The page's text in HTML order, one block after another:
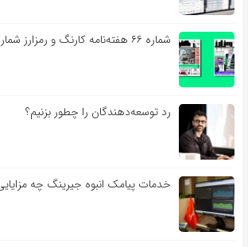
شماره ۶۶ هفته‌نامه کارنگ و رمزارز شماره ۳۶ منتشر شد
رد توسعه‌دهندگان را چطور بزنیم؟
خدمات پیامک انبوه جیرینگ چه